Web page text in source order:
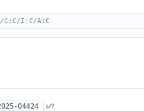
C:C/I:C/A:C
04424